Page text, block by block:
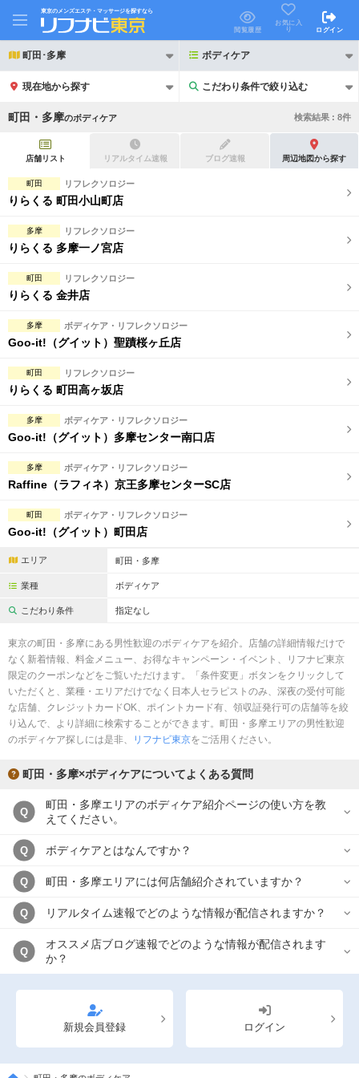
東京のメンズエステ・マッサージを探すなら
閲覧履歴
お気に入
り
ログイン
町田･多摩 ボディケア
現在地から探す こだわり条件で絞り込む
こだわり条件で絞り込む
21時以降も受付
初回割引あり
団体割引
キャッシュレス決済OK
2名様歓迎
完全個室
ペアルームあり
フットバスあり
日本人スタッフのみ 女性スタッフのみ
スタッフ指名可
こだわり条件を変更
町田・多摩のボディケア 検索結果 : 8件
店舗リスト リアルタイム速報 ブログ速報 周辺地図から探す
町田 リフレクソロジー
りらくる 町田小山町店
多摩 リフレクソロジー
りらくる 多摩一ノ宮店
町田 リフレクソロジー
りらくる 金井店
多摩 ボディケア・リフレクソロジー
Goo-it!（グイット）聖蹟桜ヶ丘店
町田 リフレクソロジー
りらくる 町田高ヶ坂店
多摩 ボディケア・リフレクソロジー
Goo-it!（グイット）多摩センター南口店
多摩 ボディケア・リフレクソロジー
Raffine（ラフィネ）京王多摩センターSC店
町田 ボディケア・リフレクソロジー
Goo-it!（グイット）町田店
エリア 町田・多摩
業種 ボディケア
こだわり条件 指定なし
東京の町田・多摩にある男性歓迎のボディケアを紹介。店舗の詳細情報だけで
なく新着情報、料金メニュー、お得なキャンペーン・イベント、リフナビ東京
限定のクーポンなどをご覧いただけます。「条件変更」ボタンをクリックして
いただくと、業種・エリアだけでなく日本人セラピストのみ、深夜の受付可能
な店舗、クレジットカードOK、ポイントカード有、領収証発行可の店舗等を絞
り込んで、より詳細に検索することができます。町田・多摩エリアの男性歓迎
のボディケア探しには是非、
リフナビ東京をご活用ください。
町田・多摩×ボディケアについてよくある質問
Q
町田・多摩エリアのボディケア紹介ページの使い方を教
えてください。
Q ボディケアとはなんですか？
Q 町田・多摩エリアには何店舗紹介されていますか？
Q リアルタイム速報でどのような情報が配信されますか？
Q
オススメ店ブログ速報でどのような情報が配信されます
か？
新規会員登録 ログイン